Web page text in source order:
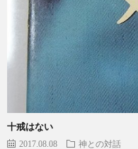
十戒はない
2017.08.08 神との対話